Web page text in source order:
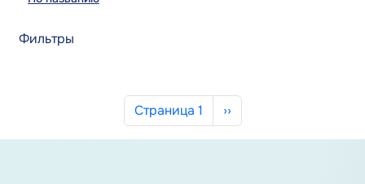
Фильтры
Нумерация страниц
Страница 1 Следующая страница
››